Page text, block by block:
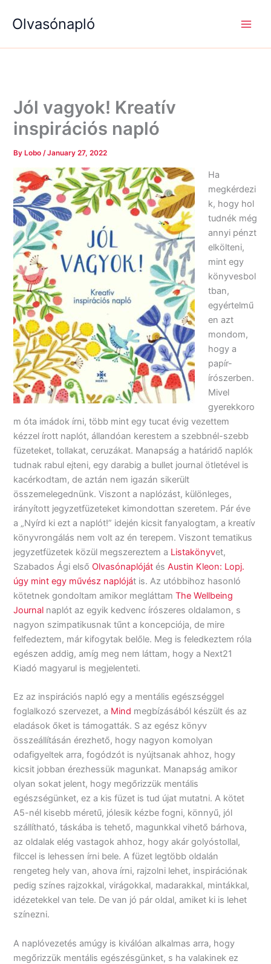
Olvasónapló
Jól ​vagyok! Kreatív
inspirációs napló
By Lobo/January 27, 2022
Ha
megkérdezi
k, hogy hol
tudnék még
annyi pénzt
elkölteni,
mint egy
könyvesbol
tban,
egyértelmű
en azt
mondom,
hogy a
papír-
írószerben.
Mivel
gyerekkoro
m óta imádok írni, több mint egy tucat évig vezettem
kézzel írott naplót, állandóan kerestem a szebbnél-szebb
füzeteket, tollakat, ceruzákat. Manapság a határidő naplók
tudnak rabul ejteni, egy darabig a bullet journal ötletével is
kacérkodtam, de aztán nem igazán sikerült
összemelegednünk. Viszont a naplózást, különleges,
irányított jegyzetfüzeteket kimondottan szeretem. Pár éve
a „Nyírd ki ezt a naplót!” idején kicsit fanyalogtam, a kreatív
könyvrongálás nem volt az én terepem. Viszont tematikus
jegyzetfüzetek közül megszereztem a Listakönyvet,
Szabados Ági első Olvasónaplóját ésAustin Kleon: Lopj.
úgy mint egy művész naplóját is. Az utóbbihoz hasonló
kötetnek gondoltam amikor megláttamThe Wellbeing
Journal naplót az egyik kedvenc írószeres oldalamon, s
nagyon szimpatikusnak tűnt a koncepciója, de mire
felfedeztem, már kifogytak belőle. Meg is feledkeztem róla
egészen addig, amíg meg nem láttam, hogy a Next21
Kiadó magyarul is megjelenteti.
Ez az inspirációs napló egy a mentális egészséggel
foglalkozó szervezet, a Mind megbízásából készült és az
eladások őket is támogatták. S az egész könyv
összeállításán érezhető, hogy nagyon komolyan
odafigyeltek arra, fogódzót is nyújtsanak ahhoz, hogy
kicsit jobban érezhessük magunkat. Manapság amikor
olyan sokat jelent, hogy megőrizzük mentális
egészségünket, ez a kis füzet is tud újat mutatni. A kötet
A5-nél kisebb méretű, jólesik kézbe fogni, könnyű, jól
szállítható, táskába is tehető, magunkkal vihető bárhova,
az oldalak elég vastagok ahhoz, hogy akár golyóstollal,
filccel is lehessen írni bele. A füzet legtöbb oldalán
rengeteg hely van, ahova írni, rajzolni lehet, inspirációnak
pedig színes rajzokkal, virágokkal, madarakkal, mintákkal,
idézetekkel van tele. De van jó pár oldal, amiket ki is lehet
színezni.
A naplóvezetés amúgy is kiválóan alkalmas arra, hogy
megőrizzük mentális egészésgünket, s ha valakinek ez
e
a
é
g
é
g